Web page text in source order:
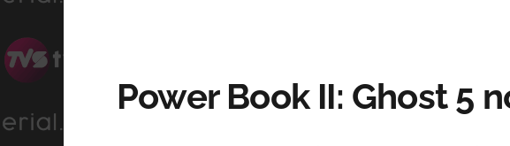
Power Book II: Ghost 5